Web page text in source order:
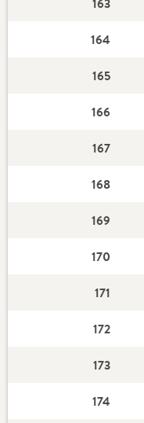
163
164
165
166
167
168
169
170
171
172
173
174